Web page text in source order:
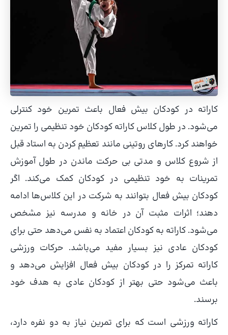
کاراته در کودکان بیش فعال باعث تمرین خود کنترلی
می‌شود. در طول کلاس کاراته کودکان خود تنظیمی را تمرین
خواهند کرد. کارهای روتینی مانند تعظیم کردن به استاد قبل
از شروع کلاس و مدتی بی حرکت ماندن در طول آموزش
تمرینات به خود تنظیمی در کودکان کمک می‌کند. اگر
کودکان بیش فعال بتوانند به شرکت در این کلاس‌ها ادامه
دهند؛ اثرات مثبت آن در خانه و مدرسه نیز مشخص
می‌شود. کاراته به کودکان اعتماد به نفس می‌دهد حتی برای
کودکان عادی نیز بسیار مفید می‌باشد. حرکات ورزشی
کاراته تمرکز را در کودکان بیش فعال افزایش می‌دهد و
باعث می‌شود حتی بهتر از کودکان عادی به هدف خود
برسند.
کاراته ورزشی است که برای تمرین نیاز به دو نفره دارد،